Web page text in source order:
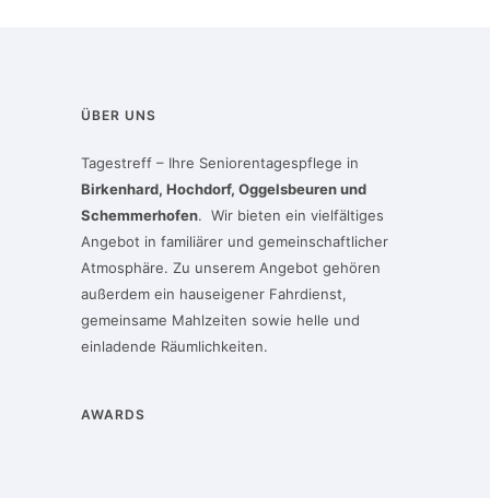
ÜBER UNS
Tagestreff – Ihre Seniorentagespflege in
Birkenhard, Hochdorf, Oggelsbeuren und
Schemmerhofen. Wir bieten ein vielfältiges
Angebot in familiärer und gemeinschaftlicher
Atmosphäre. Zu unserem Angebot gehören
außerdem ein hauseigener Fahrdienst,
gemeinsame Mahlzeiten sowie helle und
einladende Räumlichkeiten.
AWARDS